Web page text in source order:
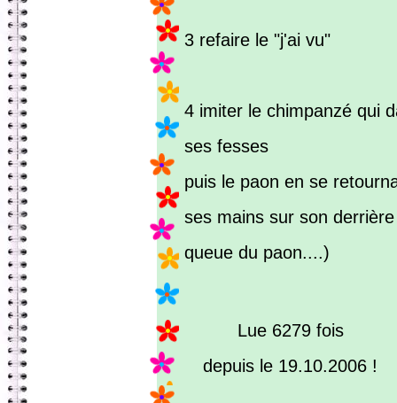
3 refaire le "j'ai vu"
4 imiter le chimpanzé qui
ses fesses
puis le paon en se
ses mains sur son
queue du paon....)
Lue 6279 fois
depuis le 19.10.2006 !